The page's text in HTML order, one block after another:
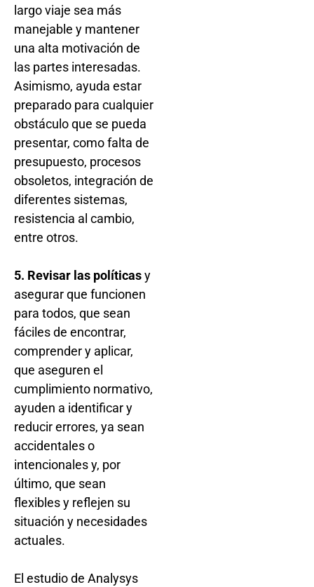
largo viaje sea más
manejable y mantener
una alta motivación de
las partes interesadas.
Asimismo, ayuda estar
preparado para cualquier
obstáculo que se pueda
presentar, como falta de
presupuesto, procesos
obsoletos, integración de
diferentes sistemas,
resistencia al cambio,
entre otros.
5. Revisar las políticasy
asegurar que funcionen
para todos, que sean
fáciles de encontrar,
comprender y aplicar,
que aseguren el
cumplimiento normativo,
ayuden a identificar y
reducir errores, ya sean
accidentales o
intencionales y, por
último, que sean
flexibles y reflejen su
situación y necesidades
actuales.
El estudio de Analysys